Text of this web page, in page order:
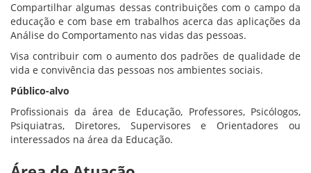
Compartilhar algumas dessas contribuições com o campo da
educação e com base em trabalhos acerca das aplicações da
Análise do Comportamento nas vidas das pessoas.
Visa contribuir com o aumento dos padrões de qualidade de
vida e convivência das pessoas nos ambientes sociais.
Público-alvo
Profissionais da área de Educação, Professores, Psicólogos,
Psiquiatras, Diretores, Supervisores e Orientadores ou
interessados na área da Educação.